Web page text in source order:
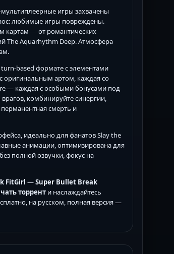
игры захвачены
любимые игры повреждены.
картам — от романтических
The Aquarhythm Deep. Атмосфера
based формате с элементами
оригинальным артом, каждая со
— каждая с особыми бонусами под
комбинируйте синергии,
смерть и
идеально для фанатов Slay the
анимации, оптимизирована для
полной озвучки, фокус на
FitGirl —Super Bullet Break
торрент и наслаждайтесь
на русском, полная версия —